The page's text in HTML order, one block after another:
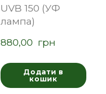
UVB 150 (УФ
лампа)
880,00  грн
Додати в
кошик